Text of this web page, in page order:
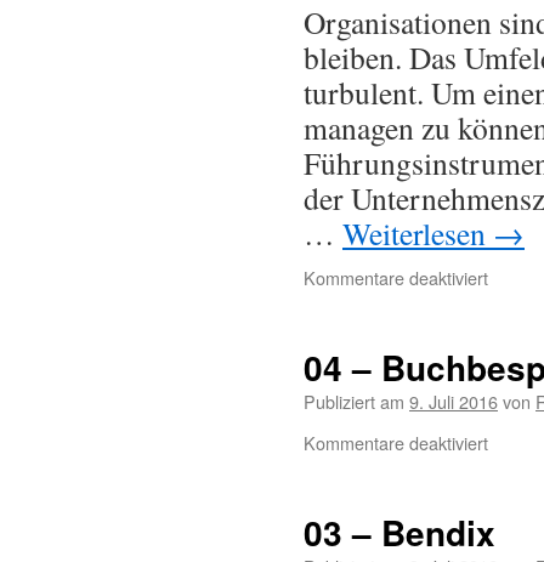
Organisationen
bleiben. Das
turbulent. Um
managen zu
der
… Weiterlesen →
Kommentare deaktiviert
04 –
Publiziert am 9. Juli 2016von
Kommentare deaktiviert
03 – Bendix